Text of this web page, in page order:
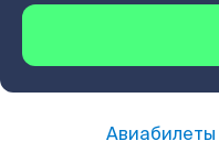
Авиабилеты